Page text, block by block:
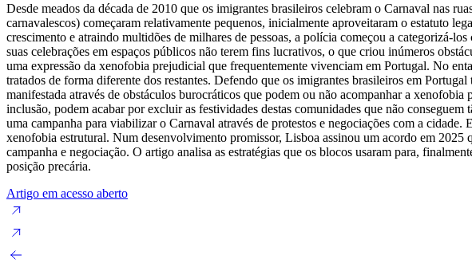
Desde meados da década de 2010 que os imigrantes brasileiros celebram o Carnaval nas
carnavalescos) começaram relativamente pequenos, inicialmente aproveitaram o estatuto
crescimento e atraindo multidões de milhares de pessoas, a polícia começou a categorizá-
suas celebrações em espaços públicos não terem fins lucrativos, o que criou inúmeros
uma expressão da xenofobia prejudicial que frequentemente vivenciam em Portugal. No
tratados de forma diferente dos restantes. Defendo que os imigrantes brasileiros em Portugal
manifestada através de obstáculos burocráticos que podem ou não acompanhar a
inclusão, podem acabar por excluir as festividades destas comunidades que não
uma campanha para viabilizar o Carnaval através de protestos e negociações com a
xenofobia estrutural. Num desenvolvimento promissor, Lisboa assinou um acordo em
campanha e negociação. O artigo analisa as estratégias que os blocos usaram para,
posição precária.
Artigo em acesso aberto